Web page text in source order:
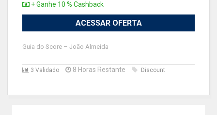
+ Ganhe 10 % Cashback
ACESSAR OFERTA
Guia do Score – João Almeida
3 Validado 8 Horas Restante Discount